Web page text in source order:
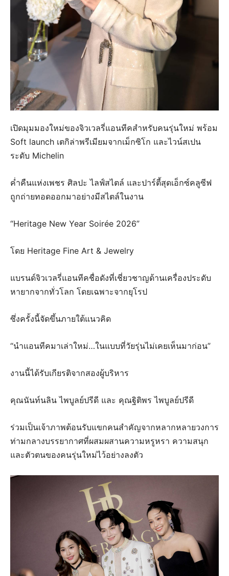
เปิดมุมมองใหม่ของจิวเวลรี่แอนทีคสำหรับคนรุ่นใหม่ พร้อม
Soft launch เตกิล่าพรีเมียมจากเม็กซิโก และไวน์สเปน
ระดับ Michelin
ค่ำคืนแห่งเพชร ศิลปะ ไลฟ์สไตล์ และปาร์ตี้สุดเอ็กซ์คลูซีฟ
ถูกถ่ายทอดออกมาอย่างมีสไตล์ในงาน
“Heritage New Year Soirée 2026”
โดย Heritage Fine Art & Jewelry
แบรนด์จิวเวลรี่แอนทีคชื่อดังที่เชี่ยวชาญด้านเครื่องประดับ
หายากจากทั่วโลก โดยเฉพาะจากยุโรป
ซึ่งครั้งนี้จัดขึ้นภายใต้แนวคิด
“นำแอนทีคมาเล่าใหม่…ในแบบที่วัยรุ่นไม่เคยเห็นมาก่อน”
งานนี้ได้รับเกียรติจากสองผู้บริหาร
คุณนันท์นลิน ไพบูลย์ปรีดี และ คุณฐิติพร ไพบูลย์ปรีดี
ร่วมเป็นเจ้าภาพต้อนรับแขกคนสำคัญจากหลากหลายวงการ
ท่ามกลางบรรยากาศที่ผสมผสานความหรูหรา ความสนุก
และตัวตนของคนรุ่นใหม่ไว้อย่างลงตัว